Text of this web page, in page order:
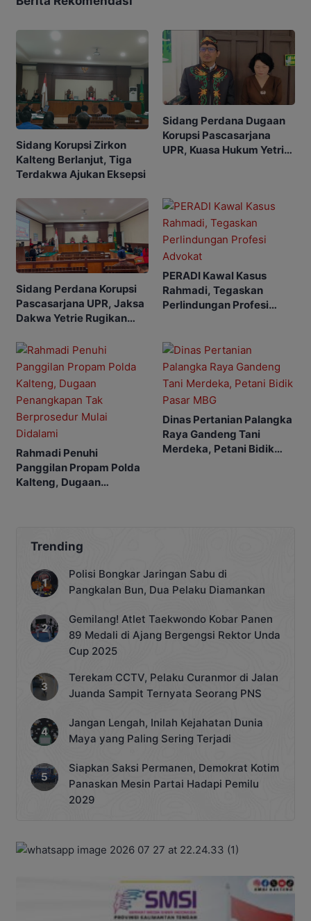
Sidang Korupsi Zirkon
Kalteng Berlanjut, Tiga
Terdakwa Ajukan Eksepsi
Sidang Perdana Dugaan
Korupsi Pascasarjana
UPR, Kuasa Hukum Yetrie
Sidang Perdana Korupsi
Pascasarjana UPR, Jaksa
Dakwa Yetrie Rugikan
PERADI Kawal Kasus
Rahmadi, Tegaskan
Perlindungan Profesi
Rahmadi Penuhi
Panggilan Propam Polda
Kalteng, Dugaan
Dinas Pertanian Palangka
Raya Gandeng Tani
Merdeka, Petani Bidik
Trending
Polisi Bongkar Jaringan Sabu di
Pangkalan Bun, Dua Pelaku Diamankan
Gemilang! Atlet Taekwondo Kobar Panen
89 Medali di Ajang Bergengsi Rektor Unda
Cup 2025
Terekam CCTV, Pelaku Curanmor di Jalan
Juanda Sampit Ternyata Seorang PNS
Jangan Lengah, Inilah Kejahatan Dunia
Maya yang Paling Sering Terjadi
Siapkan Saksi Permanen, Demokrat Kotim
Panaskan Mesin Partai Hadapi Pemilu
2029